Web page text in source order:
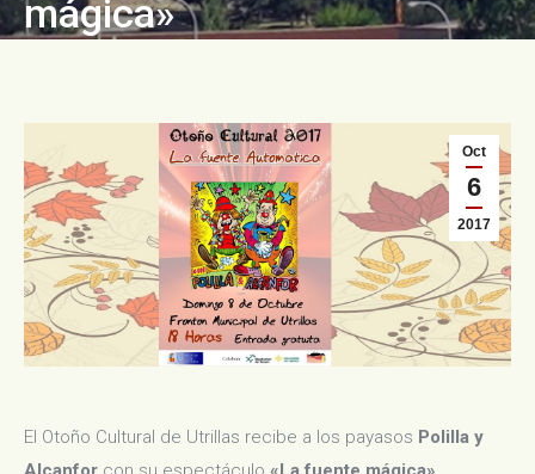
mágica»
Oct
6
2017
El Otoño Cultural de Utrillas recibe a los payasos Polilla y